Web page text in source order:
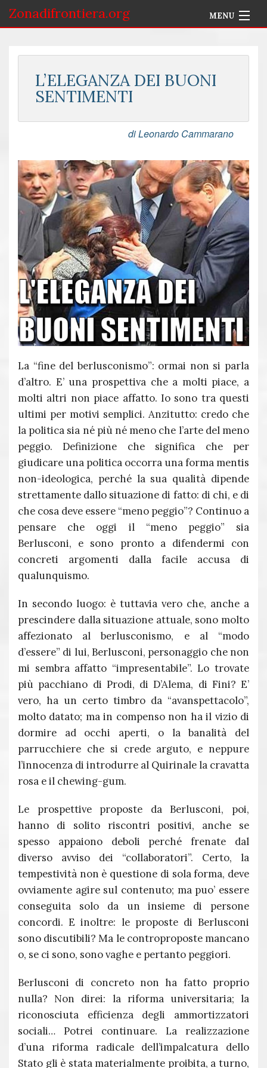
Zonadifrontiera.org MENU
Accedi
L’ELEGANZA DEI BUONI
SENTIMENTI
di Leonardo Cammarano
La “fine del berlusconismo”: ormai non si parla
d’altro. E’ una prospettiva che a molti piace, a
molti altri non piace affatto. Io sono tra questi
ultimi per motivi semplici. Anzitutto: credo che
la politica sia né più né meno che l’arte del meno
peggio. Definizione che significa che per
giudicare una politica occorra una forma mentis
non-ideologica, perché la sua qualità dipende
strettamente dallo situazione di fatto: di chi, e di
che cosa deve essere “meno peggio”? Continuo a
pensare che oggi il “meno peggio” sia
Berlusconi, e sono pronto a difendermi con
concreti argomenti dalla facile accusa di
qualunquismo.
In secondo luogo: è tuttavia vero che, anche a
prescindere dalla situazione attuale, sono molto
affezionato al berlusconismo, e al “modo
d’essere” di lui, Berlusconi, personaggio che non
mi sembra affatto “impresentabile”. Lo trovate
più pacchiano di Prodi, di D’Alema, di Fini? E’
vero, ha un certo timbro da “avanspettacolo”,
molto datato; ma in compenso non ha il vizio di
dormire ad occhi aperti, o la banalità del
parrucchiere che si crede arguto, e neppure
l’innocenza di introdurre al Quirinale la cravatta
rosa e il chewing-gum.
Le prospettive proposte da Berlusconi, poi,
hanno di solito riscontri positivi, anche se
spesso appaiono deboli perché frenate dal
diverso avviso dei “collaboratori”. Certo, la
tempestività non è questione di sola forma, deve
ovviamente agire sul contenuto; ma puo’ essere
conseguita solo da un insieme di persone
concordi. E inoltre: le proposte di Berlusconi
sono discutibili? Ma le controproposte mancano
o, se ci sono, sono vaghe e pertanto peggiori.
Berlusconi di concreto non ha fatto proprio
nulla? Non direi: la riforma universitaria; la
riconosciuta efficienza degli ammortizzatori
sociali… Potrei continuare. La realizzazione
d’una riforma radicale dell’impalcatura dello
Stato gli è stata materialmente proibita, a turno,